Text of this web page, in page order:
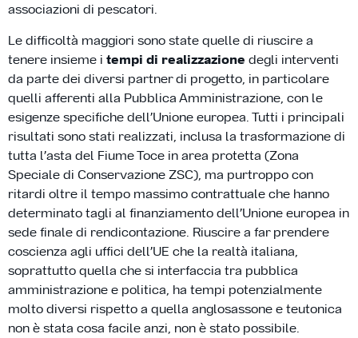
associazioni di pescatori.
Le difficoltà maggiori sono state quelle di riuscire a
tenere insieme i tempi di realizzazione degli interventi
da parte dei diversi partner di progetto, in particolare
quelli afferenti alla Pubblica Amministrazione, con le
esigenze specifiche dell’Unione europea. Tutti i principali
risultati sono stati realizzati, inclusa la trasformazione di
tutta l’asta del Fiume Toce in area protetta (Zona
Speciale di Conservazione ZSC), ma purtroppo con
ritardi oltre il tempo massimo contrattuale che hanno
determinato tagli al finanziamento dell’Unione europea in
sede finale di rendicontazione. Riuscire a far prendere
coscienza agli uffici dell’UE che la realtà italiana,
soprattutto quella che si interfaccia tra pubblica
amministrazione e politica, ha tempi potenzialmente
molto diversi rispetto a quella anglosassone e teutonica
non è stata cosa facile anzi, non è stato possibile.